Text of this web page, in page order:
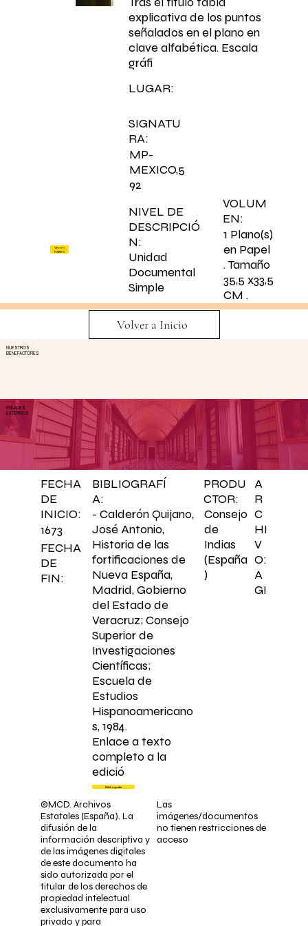
explicativa de los puntos
señalados en el plano en
clave alfabética. Escala
gráfi
SIGNATU
RA:
MP-
MEXICO,5
92
LUGAR:
NIVEL DE
DESCRIPCIÓ
N:
Unidad
Documental
Simple
Ver en
PARES
VOLUM
EN:
1 Plano(s)
en Papel
. Tamaño
35,5 x33,5
CM .
FECHA
DE
FIN:
FECHA
DE
INICIO:
1673
©MCD. Archivos
Estatales (España). La
difusión de la
información descriptiva y
de las imágenes digitales
de este documento ha
sido autorizada por el
titular de los derechos de
propiedad intelectual
exclusivamente para uso
privado y para
BIBLIOGRAFÍ
A:
- Calderón Quijano,
José Antonio,
Historia de las
fortificaciones de
Nueva España,
Madrid, Gobierno
del Estado de
Veracruz; Consejo
Superior de
Investigaciones
Científicas;
Escuela de
Estudios
Hispanoamericano
s, 1984.
Enlace a texto
completo a la
edició
Bibliografía
PRODU
CTOR:
Consejo
de
Indias
(España
)
Las
imágenes/documentos
no tienen restricciones de
acceso
A
R
C
HI
V
O:
A
GI
Volver a Inicio
NUESTROS
BENEFACTORES
ENLACES
EXTERNOS